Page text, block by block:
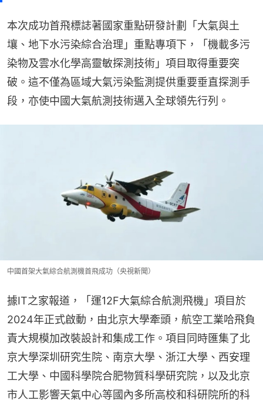
本次成功首飛標誌著國家重點研發計劃「大氣與土
壤、地下水污染綜合治理」重點專項下，「機載多污
染物及雲水化學高靈敏探測技術」項目取得重要突
破。這不僅為區域大氣污染監測提供重要垂直探測手
段，亦使中國大氣航測技術邁入全球領先行列。
中國首架大氣綜合航測機首飛成功（央視新聞）
據IT之家報道，「運12F大氣綜合航測飛機」項目於
2024年正式啟動，由北京大學牽頭，航空工業哈飛負
責大規模加改裝設計和集成工作。項目同時匯集了北
京大學深圳研究生院、南京大學、浙江大學、西安理
工大學、中國科學院合肥物質科學研究院，以及北京
市人工影響天氣中心等國內多所高校和科研院所的科